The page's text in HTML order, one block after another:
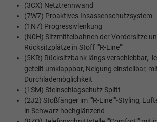
(3CX) Netztrennwand
(7W7) Proaktives Insassenschutzsystem
(1N7) Progressivlenkung
(N0H) Sitzmittelbahnen der Vordersitze
Rücksitzplätze in Stoff ""R-Line""
(5KR) Rücksitzbank längs verschiebbar, -
geteilt umklappbar, Neigung einstellbar,
Durchlademöglichkeit
(1SM) Steinschlagschutz Splitt
(2J2) Stoßfänger im ""R-Line""-Styling,
in Schwarz hochglänzend